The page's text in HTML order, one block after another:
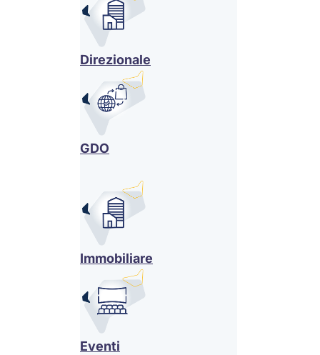
Direzionale
GDO
Immobiliare
Eventi